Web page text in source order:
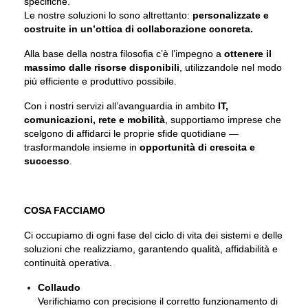
Le nostre soluzioni lo sono altrettanto: personalizzate e
costruite in un’ottica di collaborazione concreta.
Alla base della nostra filosofia c’è l’impegno a ottenere il
massimo dalle risorse disponibili , utilizzandole nel modo
più efficiente e produttivo possibile.
Con i nostri servizi all’avanguardia in ambito IT,
comunicazioni, rete e mobilità , supportiamo imprese che
scelgono di affidarci le proprie sfide quotidiane —
trasformandole insieme in opportunità di crescita e
successo
COSA FACCIAMO
Ci occupiamo di ogni fase del ciclo di vita dei sistemi e delle
soluzioni che realizziamo, garantendo qualità, affidabilità e
continuità operativa.
Collaudo
Verifichiamo con precisione il corretto funzionamento di